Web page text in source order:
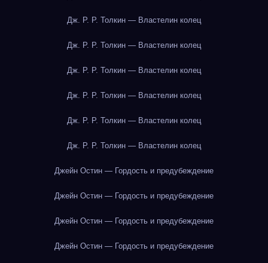
Дж. Р. Р. Толкин — Властелин колец
Дж. Р. Р. Толкин — Властелин колец
Дж. Р. Р. Толкин — Властелин колец
Дж. Р. Р. Толкин — Властелин колец
Дж. Р. Р. Толкин — Властелин колец
Дж. Р. Р. Толкин — Властелин колец
Джейн Остин — Гордость и предубеждение
Джейн Остин — Гордость и предубеждение
Джейн Остин — Гордость и предубеждение
Джейн Остин — Гордость и предубеждение